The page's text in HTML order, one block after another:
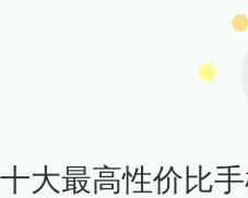
十大最高性价比